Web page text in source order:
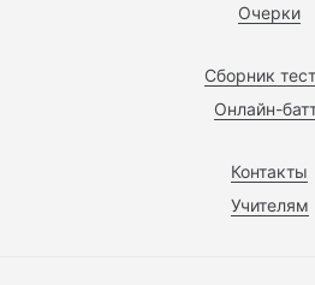
Очерки
Сборник
Онлайн-
Контакты
Учителям